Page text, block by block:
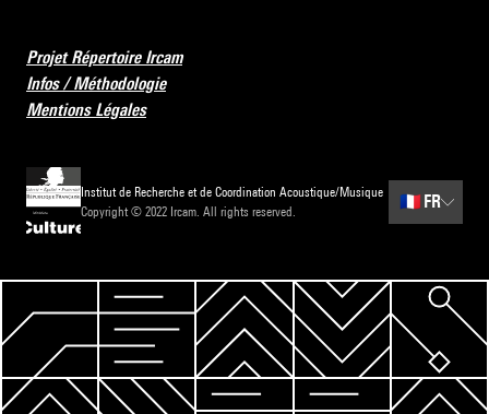
Projet Répertoire Ircam
Infos / Méthodologie
Mentions Légales
Institut de Recherche et de Coordination Acoustique/Musique
Copyright © 2022 Ircam. All rights reserved.
🇫🇷 FR